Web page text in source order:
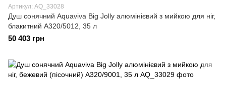
Артикул: AQ_33028
Душ сонячний Aquaviva Big Jolly алюмінієвий з мийкою для ніг,
блакитний A320/5012, 35 л
50 403 грн